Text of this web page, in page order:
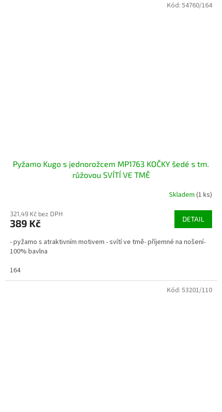
Pyžamo Kugo s jednorožcem MP1763 KOČKY šedé s tm.
růžovou SVÍTÍ VE TMĚ
Skladem (1 ks)
321,49 Kč bez DPH
389 Kč DETAIL
- pyžamo s atraktivním motivem - svítí ve tmě- příjemné na nošení-
100% bavlna
164
Kód: 54760/164
Kód: 53201/110